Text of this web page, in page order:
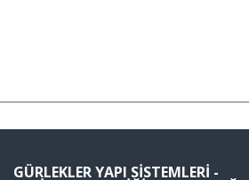
GÜRLEKLER YAPI SISTEMLERI -